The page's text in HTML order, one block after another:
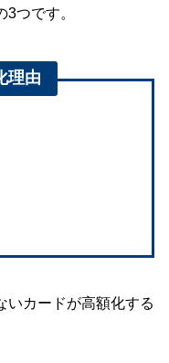
つです。
理由
いカードが高額化する